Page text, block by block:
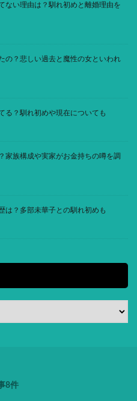
ない理由は？馴れ初めと離婚理由を
の？悲しい過去と魔性の女といわれ
る？馴れ初めや現在についても
家族構成や実家がお金持ちの噂を調
は？多部未華子との馴れ初めも
8件